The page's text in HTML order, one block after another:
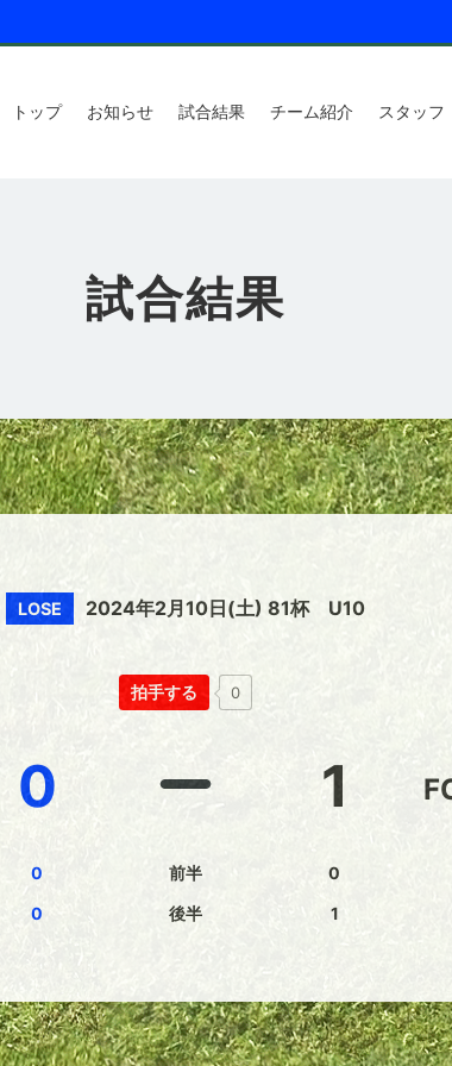
トップ お知らせ 試合結果 チーム紹介 スタッフ
試合結果
LOSE 2024年2月10日(土) 81杯 U10
拍手する 0
0
0
0
前半
後半
1
0
1